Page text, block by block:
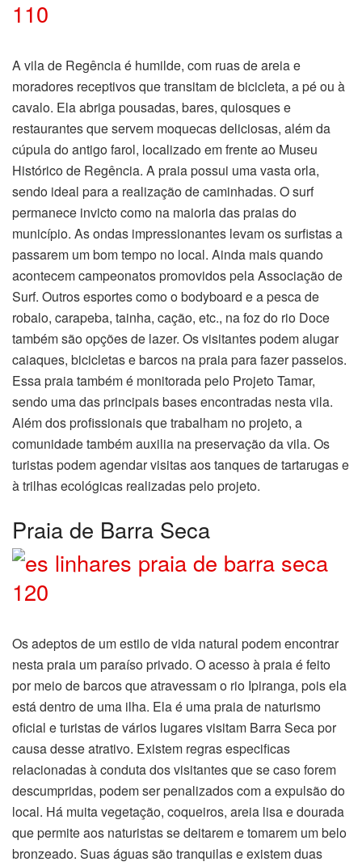
A vila de Regência é humilde, com ruas de areia e
moradores receptivos que transitam de bicicleta, a pé ou à
cavalo. Ela abriga pousadas, bares, quiosques e
restaurantes que servem moquecas deliciosas, além da
cúpula do antigo farol, localizado em frente ao Museu
Histórico de Regência. A praia possui uma vasta orla,
sendo ideal para a realização de caminhadas. O surf
permanece invicto como na maioria das praias do
município. As ondas impressionantes levam os surfistas a
passarem um bom tempo no local. Ainda mais quando
acontecem campeonatos promovidos pela Associação de
Surf. Outros esportes como o bodyboard e a pesca de
robalo, carapeba, tainha, cação, etc., na foz do rio Doce
também são opções de lazer. Os visitantes podem alugar
caiaques, bicicletas e barcos na praia para fazer passeios.
Essa praia também é monitorada pelo Projeto Tamar,
sendo uma das principais bases encontradas nesta vila.
Além dos profissionais que trabalham no projeto, a
comunidade também auxilia na preservação da vila. Os
turistas podem agendar visitas aos tanques de tartarugas e
à trilhas ecológicas realizadas pelo projeto.
Praia de Barra Seca
Os adeptos de um estilo de vida natural podem encontrar
nesta praia um paraíso privado. O acesso à praia é feito
por meio de barcos que atravessam o rio Ipiranga, pois ela
está dentro de uma ilha. Ela é uma praia de naturismo
oficial e turistas de vários lugares visitam Barra Seca por
causa desse atrativo. Existem regras especificas
relacionadas à conduta dos visitantes que se caso forem
descumpridas, podem ser penalizados com a expulsão do
local. Há muita vegetação, coqueiros, areia lisa e dourada
que permite aos naturistas se deitarem e tomarem um belo
bronzeado. Suas águas são tranquilas e existem duas